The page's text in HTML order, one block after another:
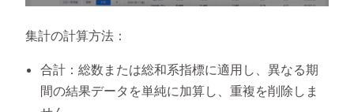
集計の計算方法：
合計：総数または総和系指標に適用し、異なる期
間の結果データを単純に加算し、重複を削除しま